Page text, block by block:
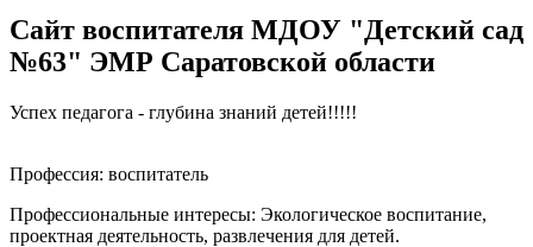
Сайт воспитателя МДОУ "Детский сад
№63" ЭМР Саратовской области
Успех педагога - глубина знаний детей!!!!!
Профессия: воспитатель
Профессиональные интересы: Экологическое воспитание,
проектная деятельность, развлечения для детей.